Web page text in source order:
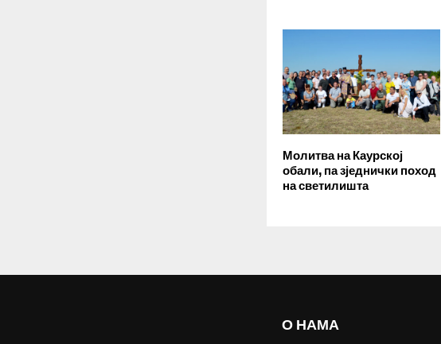
Молитва на Каурској
обали, па зједнички поход
на светилишта
О НАМА